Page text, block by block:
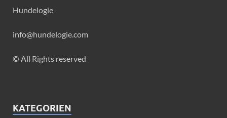
Hundelogie
info@hundelogie.com
© All Rights reserved
KATEGORIEN